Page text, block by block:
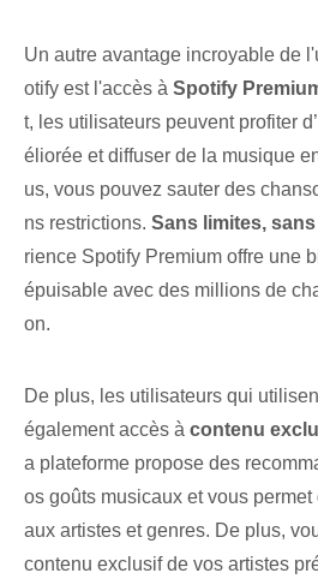
Un autre avantage incroyable de
otify est l'accès à Spotify
t, les utilisateurs peuvent profiter
éliorée et diffuser de la musique
us, vous pouvez sauter des
ns restrictions. Sans limites,
rience Spotify Premium offre une
épuisable avec des millions ⁤de
on.
De plus, les utilisateurs qui
également accès à contenu
a plateforme propose des
os goûts musicaux et vous
aux artistes et genres. De plus,
contenu exclusif de vos artistes